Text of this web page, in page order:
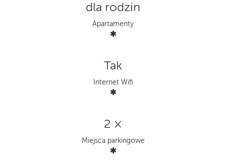
dla rodzin
Apartamenty
Tak
Internet Wifi
2 ×
Miejsca parkingowe